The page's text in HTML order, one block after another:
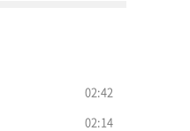
02:42
02:14